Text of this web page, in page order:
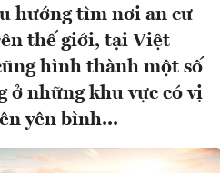
hướng tìm nơi an cư
thế giới, tại Việt
hình thành một số
ở những khu vực có vị
yên bình...